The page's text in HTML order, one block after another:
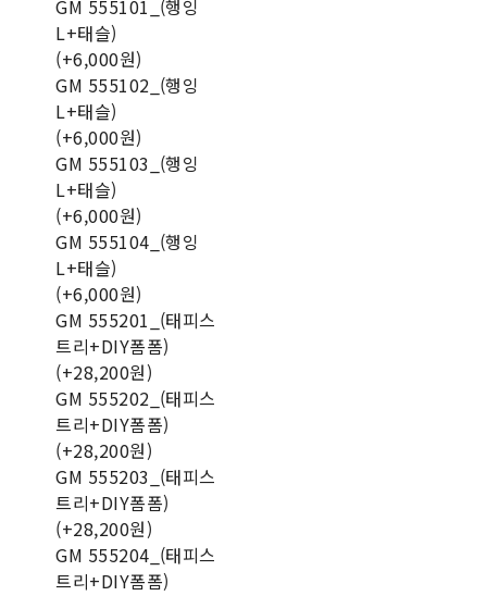
GM 555101_(행잉
L+태슬)
(+6,000원)
GM 555102_(행잉
L+태슬)
(+6,000원)
GM 555103_(행잉
L+태슬)
(+6,000원)
GM 555104_(행잉
L+태슬)
(+6,000원)
GM 555201_(태피스
트리+DIY폼폼)
(+28,200원)
GM 555202_(태피스
트리+DIY폼폼)
(+28,200원)
GM 555203_(태피스
트리+DIY폼폼)
(+28,200원)
GM 555204_(태피스
트리+DIY폼폼)